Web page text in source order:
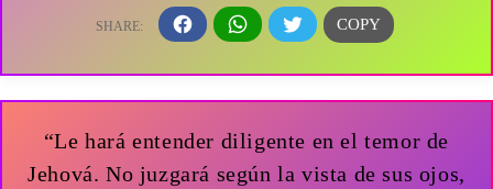
“Le hará entender diligente en el temor de
Jehová. No juzgará según la vista de sus ojos,